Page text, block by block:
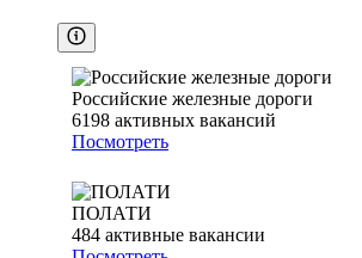
Российские железные дороги
6198 активных вакансий
Посмотреть
ПОЛАТИ
484 активные вакансии